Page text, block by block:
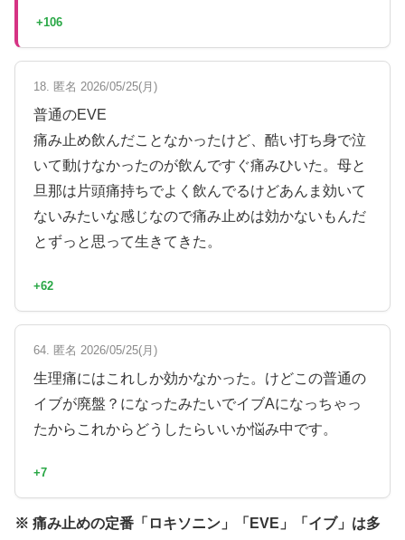
+106
18. 匿名 2026/05/25(月)
普通のEVE
痛み止め飲んだことなかったけど、酷い打ち身で泣
いて動けなかったのが飲んですぐ痛みひいた。母と
旦那は片頭痛持ちでよく飲んでるけどあんま効いて
ないみたいな感じなので痛み止めは効かないもんだ
とずっと思って生きてきた。
+62
64. 匿名 2026/05/25(月)
生理痛にはこれしか効かなかった。けどこの普通の
イブが廃盤？になったみたいでイブAになっちゃっ
たからこれからどうしたらいいか悩み中です。
+7
※ 痛み止めの定番「ロキソニン」「EVE」「イブ」は多